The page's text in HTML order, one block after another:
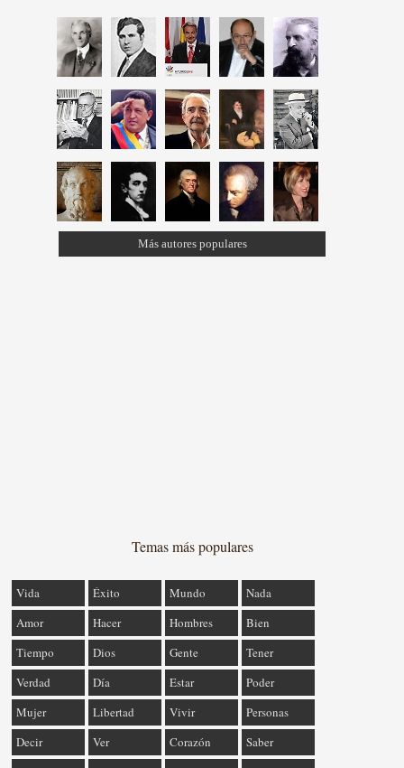
Más autores populares
Temas más populares
Vida Éxito Mundo
Nada
Amor
Hacer Hombres
Bien
Tiempo
Dios Gente
Tener
Verdad
Día Estar
Poder
Mujer
Libertad Vivir
Personas
Decir
Ver Corazón
Saber